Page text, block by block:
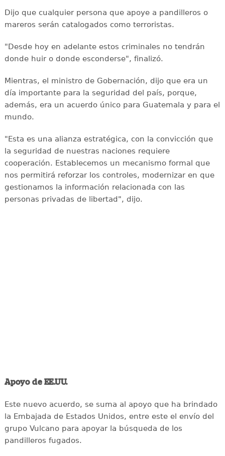
Dijo que cualquier persona que apoye a pandilleros o
mareros serán catalogados como terroristas.
"Desde hoy en adelante estos criminales no tendrán
donde huir o donde esconderse", finalizó.
Mientras, el ministro de Gobernación, dijo que era un
día importante para la seguridad del país, porque,
además, era un acuerdo único para Guatemala y para el
mundo.
"Esta es una alianza estratégica, con la convicción que
la seguridad de nuestras naciones requiere
cooperación. Establecemos un mecanismo formal que
nos permitirá reforzar los controles, modernizar en que
gestionamos la información relacionada con las
personas privadas de libertad", dijo.
Apoyo de EE.UU.
Este nuevo acuerdo, se suma al apoyo que ha brindado
la Embajada de Estados Unidos, entre este el envío del
grupo Vulcano para apoyar la búsqueda de los
pandilleros fugados.